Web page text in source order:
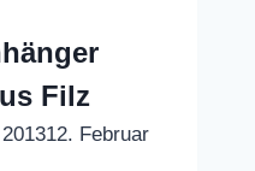
Filz
12. Februar